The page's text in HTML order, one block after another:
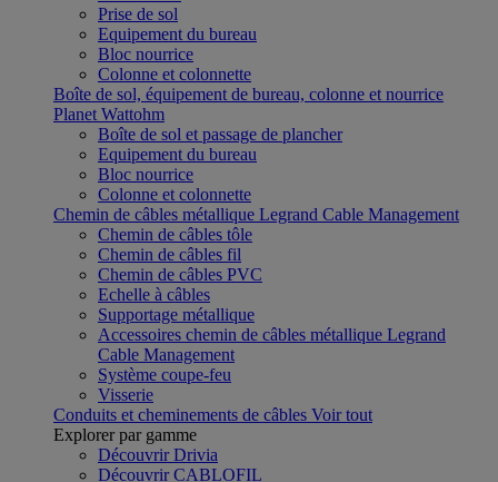
Prise de sol
Equipement du bureau
Bloc nourrice
Colonne et colonnette
Boîte de sol, équipement de bureau, colonne et nourrice
Planet Wattohm
Boîte de sol et passage de plancher
Equipement du bureau
Bloc nourrice
Colonne et colonnette
Chemin de câbles métallique Legrand Cable Management
Chemin de câbles tôle
Chemin de câbles fil
Chemin de câbles PVC
Echelle à câbles
Supportage métallique
Accessoires chemin de câbles métallique Legrand
Cable Management
Système coupe-feu
Visserie
Conduits et cheminements de câbles Voir tout
Explorer par gamme
Découvrir Drivia
Découvrir CABLOFIL